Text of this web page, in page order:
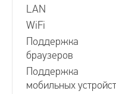
LAN
WiFi
Поддержка
браузеров
Поддержка
мобильных